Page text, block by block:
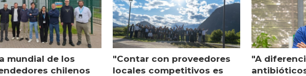
mundial de los
chilenos
"Contar con proveedores
locales competitivos es
"A